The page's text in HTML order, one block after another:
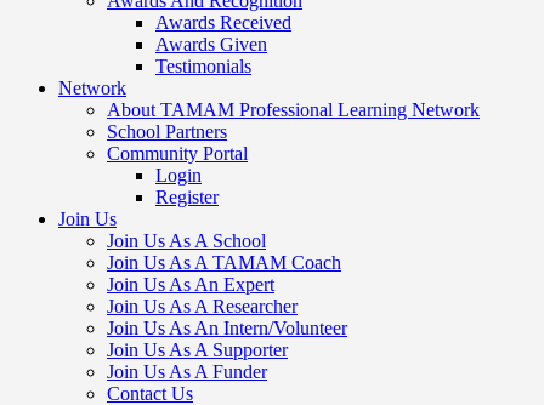
Awards Received
Awards Given
Testimonials
Network
About TAMAM Professional Learning Network
School Partners
Community Portal
Login
Register
Join Us
Join Us As A School
Join Us As A TAMAM Coach
Join Us As An Expert
Join Us As A Researcher
Join Us As An Intern/Volunteer
Join Us As A Supporter
Join Us As A Funder
Contact Us